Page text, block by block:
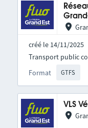
créé le 14/11/2025
Format GTFS
Transport public
VLS